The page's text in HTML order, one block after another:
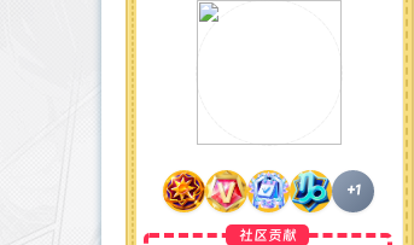
+1
社区贡献